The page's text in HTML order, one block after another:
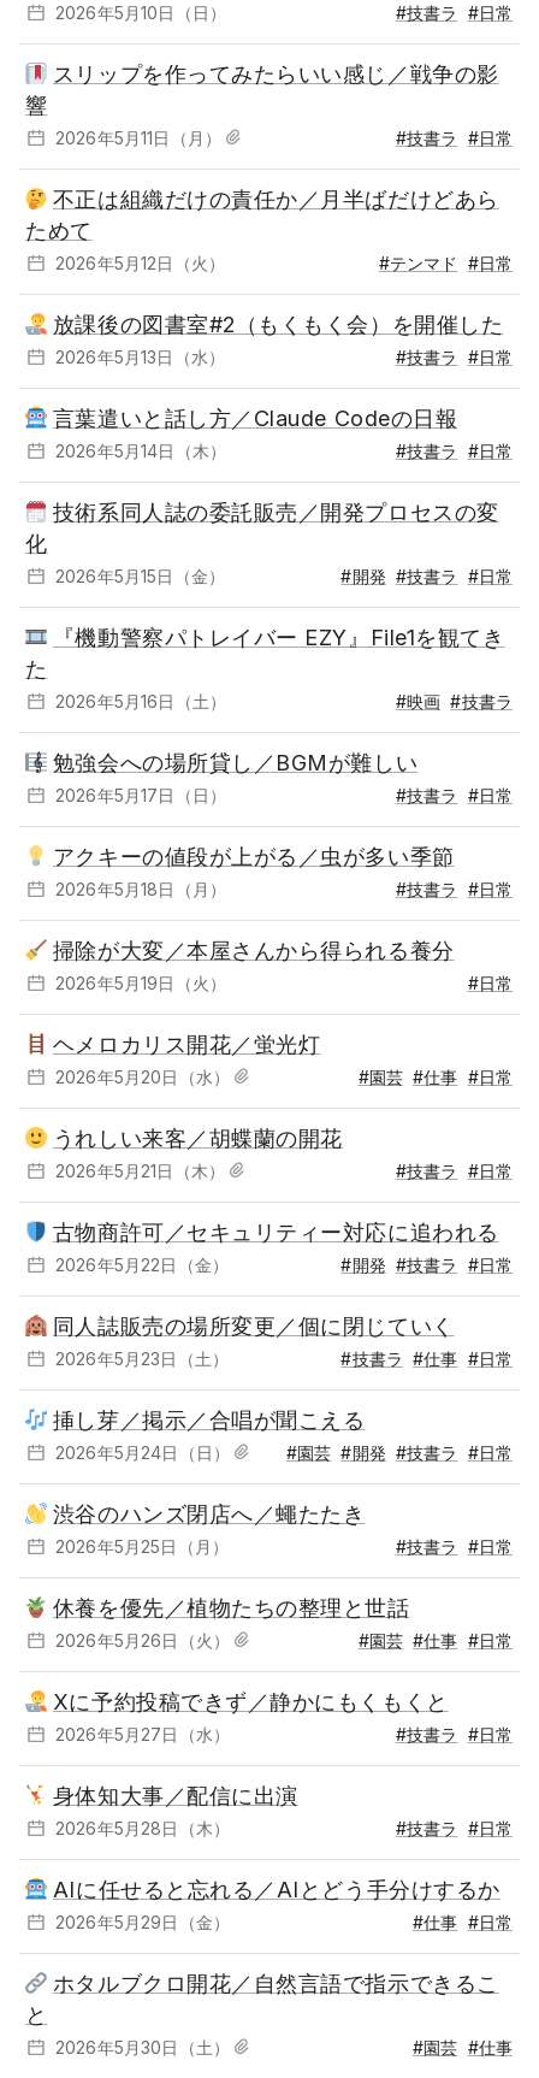
2026年5月10日（日） #技書ラ #日常
スリップを作ってみたらいい感じ／戦争の影
響
2026年5月11日（月） #技書ラ #日常
不正は組織だけの責任か／月半ばだけどあら
ためて
2026年5月12日（火） #テンマド #日常
放課後の図書室#2（もくもく会）を開催した
2026年5月13日（水） #技書ラ #日常
言葉遣いと話し方／Claude Codeの日報
2026年5月14日（木） #技書ラ #日常
技術系同人誌の委託販売／開発プロセスの変
化
2026年5月15日（金） #開発 #技書ラ #日常
『機動警察パトレイバー EZY』File1を観てき
た
2026年5月16日（土） #映画 #技書ラ
勉強会への場所貸し／BGMが難しい
2026年5月17日（日） #技書ラ #日常
アクキーの値段が上がる／虫が多い季節
2026年5月18日（月） #技書ラ #日常
掃除が大変／本屋さんから得られる養分
2026年5月19日（火） #日常
ヘメロカリス開花／蛍光灯
2026年5月20日（水） #園芸 #仕事 #日常
うれしい来客／胡蝶蘭の開花
2026年5月21日（木） #技書ラ #日常
古物商許可／セキュリティー対応に追われる
2026年5月22日（金） #開発 #技書ラ #日常
同人誌販売の場所変更／個に閉じていく
2026年5月23日（土） #技書ラ #仕事 #日常
挿し芽／掲示／合唱が聞こえる
2026年5月24日（日） #園芸 #開発 #技書ラ #日常
渋谷のハンズ閉店へ／蠅たたき
2026年5月25日（月） #技書ラ #日常
休養を優先／植物たちの整理と世話
2026年5月26日（火） #園芸 #仕事 #日常
Xに予約投稿できず／静かにもくもくと
2026年5月27日（水） #技書ラ #日常
身体知大事／配信に出演
2026年5月28日（木） #技書ラ #日常
AIに任せると忘れる／AIとどう手分けするか
2026年5月29日（金） #仕事 #日常
ホタルブクロ開花／自然言語で指示できるこ
と
2026年5月30日（土） #園芸 #仕事